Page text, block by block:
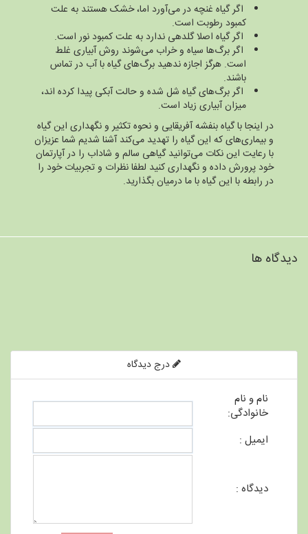
اگر گیاه غنچه در می‌آورد اما، خشک هستند به علت
کمبود رطوبت است.
اگر گیاه اصلا گلدهی ندارد به علت کمبود نور است.
اگر برگ‌ها سیاه و خراب می‌شوند روش آبیاری غلط
است. هرگز اجازه ندهید برگ‌های گیاه با آب در تماس
باشند.
اگر برگ‌های گیاه شل شده و حالت آبکی پیدا کرده اند،
میزان آبیاری زیاد است.
در اینجا با گیاه بنفشه آفریقایی و نحوه تکثیر و نگهداری این گیاه
و بیماری‌های که این گیاه را تهدید می‌کند آشنا شدیم شما عزیزان
با رعایت این نکات می‌توانید گیاهی سالم و شاداب را در آپارتمان
خود پرورش داده و نگهداری کنید لطفا نظرات و تجربیات خود را
در رابطه با این گیاه با ما درمیان بگذارید.
دیدگاه ها
درج دیدگاه
نام و نام
خانوادگی:
ایمیل :
دیدگاه :